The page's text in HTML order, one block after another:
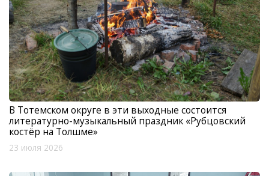
В Тотемском округе в эти выходные состоится
литературно-музыкальный праздник «Рубцовский
костёр на Толшме»
23 июля 2026